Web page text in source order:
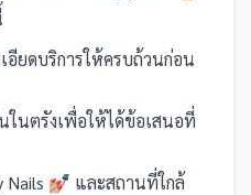
อียดบริการให้ครบถ้วนก่อน
ในตรังเพื่อให้ได้ข้อเสนอที่
💅🏼 และสถานที่ใกล้